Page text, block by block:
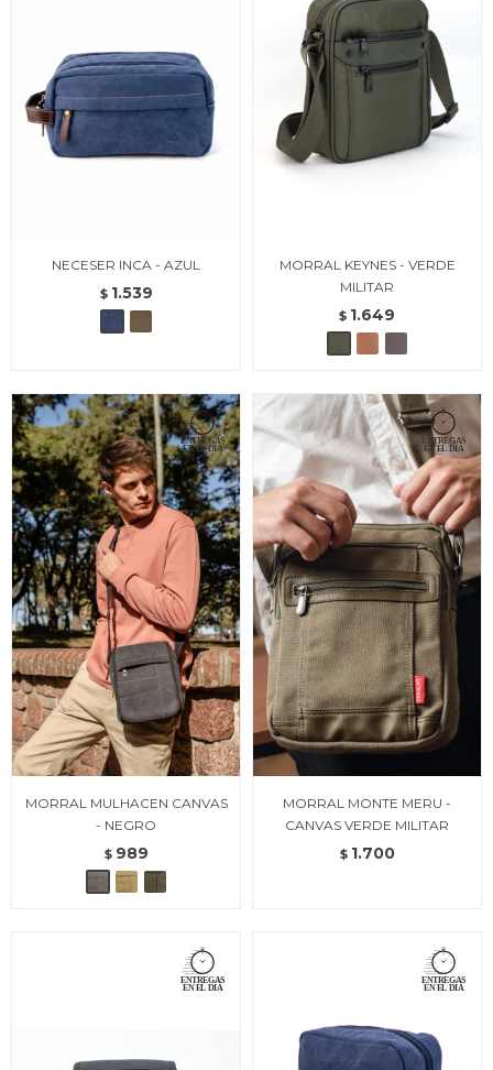
NECESER INCA - AZUL
$ 1.539
MORRAL KEYNES - VERDE
MILITAR
$ 1.649
MORRAL MULHACEN CANVAS
- NEGRO
$ 989
MORRAL MONTE MERU -
CANVAS VERDE MILITAR
$ 1.700